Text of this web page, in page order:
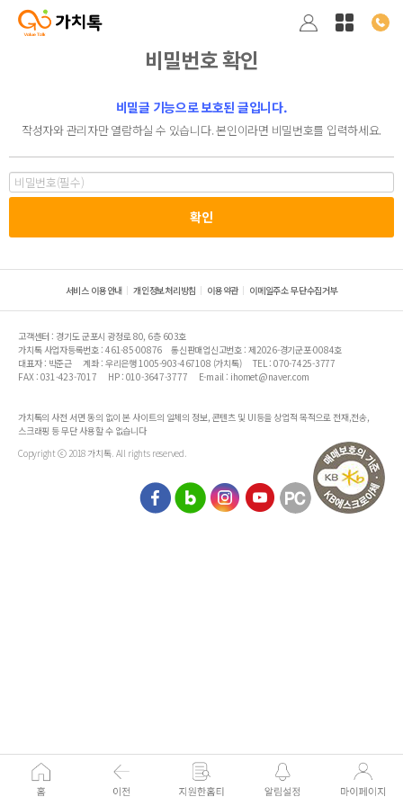
비밀번호 확인
비밀글 기능으로 보호된 글입니다.
작성자와 관리자만 열람하실 수 있습니다. 본인이라면 비밀번호를 입력하세요.
서비스 이용안내 개인정보처리방침 이용약관 이메일주소 무단수집거부
고객센터 : 경기도 군포시 광정로 80, 6층 603호
가치톡 사업자등록번호 : 461-85-00876
통신판매업신고번호 : 제2026-경기군포-0084호
대표자 : 박준근
계좌 : 우리은행 1005-903-467108 (가치톡)
TEL : 070-7425-3777
FAX : 031-423-7017
HP : 010-3647-3777 E-mail : ihomet@naver.com
가치톡의 사전 서면 동의 없이 본 사이트의 일체의 정보, 콘텐츠 및 UI등을 상업적 목적으로 전재,전송,
스크래핑 등 무단 사용할 수 없습니다
Copyright ⓒ 2018 가치톡. All rights reserved.